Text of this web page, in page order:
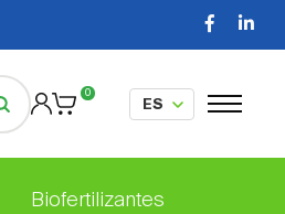
0
Biofertilizantes